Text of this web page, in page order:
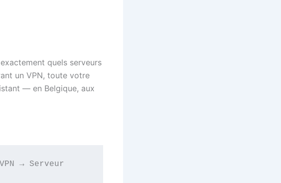
quels serveurs
un VPN, toute votre
— en Belgique, aux
→ Serveur